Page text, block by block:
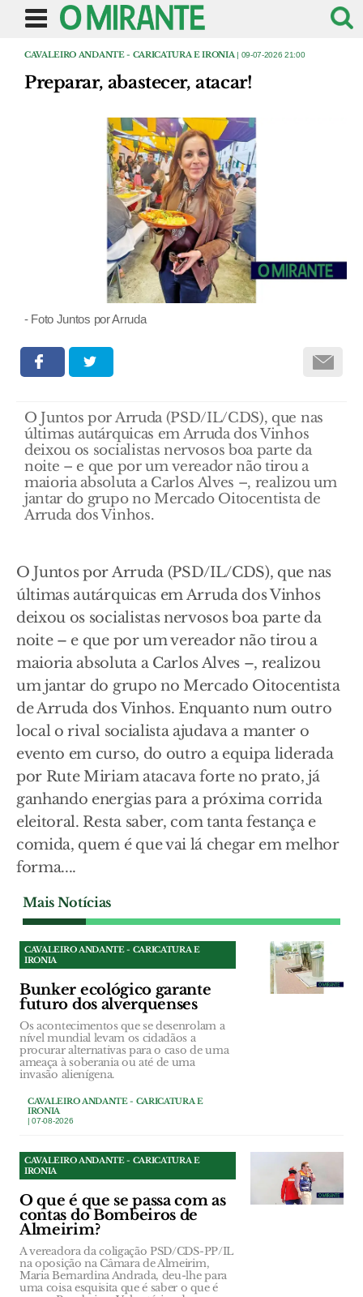
CAVALEIRO ANDANTE - CARICATURA E IRONIA | 09-07-2026 21:00
Preparar, abastecer, atacar!
- Foto Juntos por Arruda
O Juntos por Arruda (PSD/IL/CDS), que nas
últimas autárquicas em Arruda dos Vinhos
deixou os socialistas nervosos boa parte da
noite – e que por um vereador não tirou a
maioria absoluta a Carlos Alves –, realizou um
jantar do grupo no Mercado Oitocentista de
Arruda dos Vinhos.
O Juntos por Arruda (PSD/IL/CDS), que nas
últimas autárquicas em Arruda dos Vinhos
deixou os socialistas nervosos boa parte da
noite – e que por um vereador não tirou a
maioria absoluta a Carlos Alves –, realizou
um jantar do grupo no Mercado Oitocentista
de Arruda dos Vinhos. Enquanto num outro
local o rival socialista ajudava a manter o
evento em curso, do outro a equipa liderada
por Rute Miriam atacava forte no prato, já
ganhando energias para a próxima corrida
eleitoral. Resta saber, com tanta festança e
comida, quem é que vai lá chegar em melhor
forma....
Mais Notícias
CAVALEIRO ANDANTE - CARICATURA E
IRONIA
Bunker ecológico garante
futuro dos alverquenses
Os acontecimentos que se desenrolam a
nível mundial levam os cidadãos a
procurar alternativas para o caso de uma
ameaça à soberania ou até de uma
invasão alienígena.
CAVALEIRO ANDANTE - CARICATURA E
IRONIA
| 07-08-2026
CAVALEIRO ANDANTE - CARICATURA E
IRONIA
O que é que se passa com as
contas do Bombeiros de
Almeirim?
A vereadora da coligação PSD/CDS-PP/IL
na oposição na Câmara de Almeirim,
Maria Bernardina Andrada, deu-lhe para
uma coisa esquisita que é saber o que é